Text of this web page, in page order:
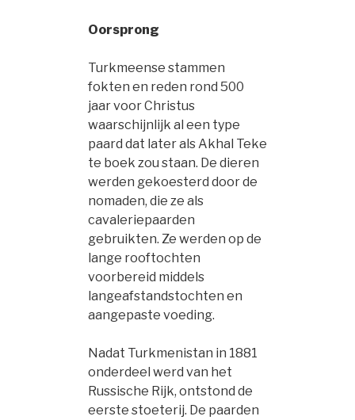
Oorsprong
Turkmeense stammen
fokten en reden rond 500
jaar voor Christus
waarschijnlijk al een type
paard dat later als Akhal Teke
te boek zou staan. De dieren
werden gekoesterd door de
nomaden, die ze als
cavaleriepaarden
gebruikten. Ze werden op de
lange rooftochten
voorbereid middels
langeafstandstochten en
aangepaste voeding.
Nadat Turkmenistan in 1881
onderdeel werd van het
Russische Rijk, ontstond de
eerste stoeterij. De paarden